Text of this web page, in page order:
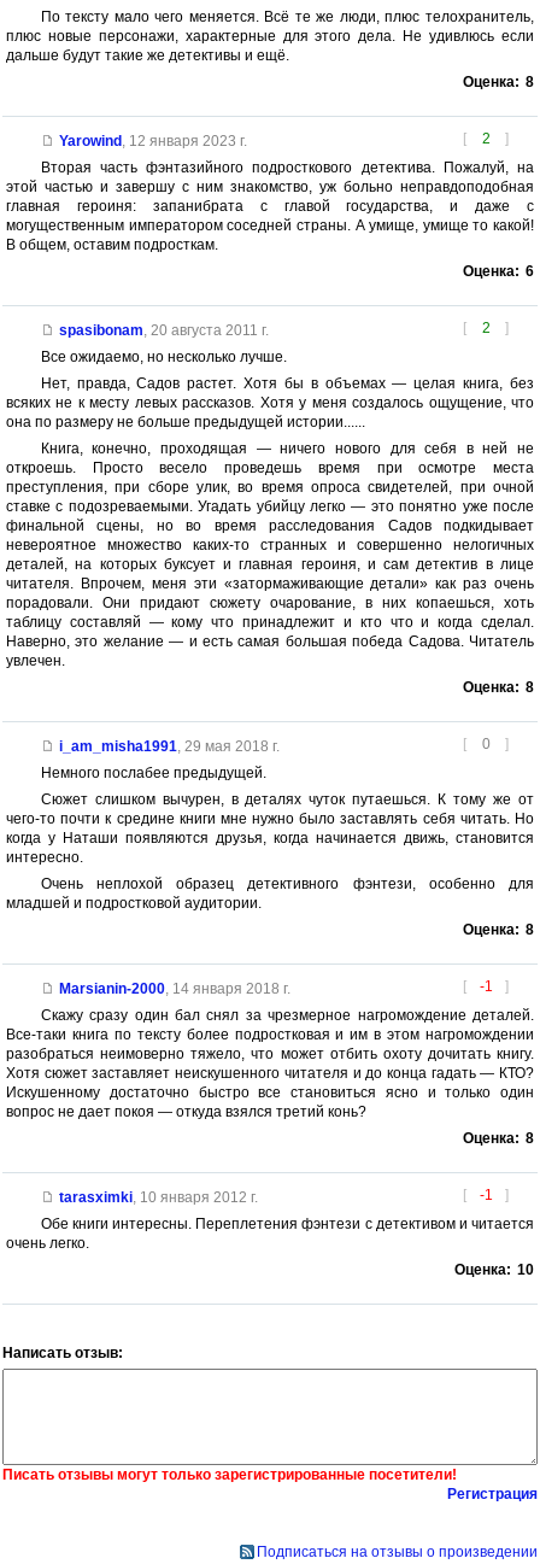
По тексту мало чего меняется. Всё те же люди, плюс телохранитель,
плюс новые персонажи, характерные для этого дела. Не удивлюсь если
дальше будут такие же детективы и ещё.
Оценка: 8
[ 2 ]
Yarowind, 12 января 2023 г.
Вторая часть фэнтазийного подросткового детектива. Пожалуй, на
этой частью и завершу с ним знакомство, уж больно неправдоподобная
главная героиня: запанибрата с главой государства, и даже с
могущественным императором соседней страны. А умище, умище то какой!
В общем, оставим подросткам.
Оценка: 6
[ 2 ]
spasibonam 20 августа 2011 г.
Все ожидаемо, но несколько лучше.
Нет, правда, Садов растет. Хотя бы в объемах — целая книга, без
всяких не к месту левых рассказов. Хотя у меня создалось ощущение, что
она по размеру не больше предыдущей истории......
Книга, конечно, проходящая — ничего нового для себя в ней не
откроешь. Просто весело проведешь время при осмотре места
преступления, при сборе улик, во время опроса свидетелей, при очной
ставке с подозреваемыми. Угадать убийцу легко — это понятно уже после
финальной сцены, но во время расследования Садов подкидывает
невероятное множество каких-то странных и совершенно нелогичных
деталей, на которых буксует и главная героиня, и сам детектив в лице
читателя. Впрочем, меня эти «затормаживающие детали» как раз очень
порадовали. Они придают сюжету очарование, в них копаешься, хоть
таблицу составляй — кому что принадлежит и кто что и когда сделал.
Наверно, это желание — и есть самая большая победа Садова. Читатель
увлечен.
Оценка: 8
[ 0 ]
i_am_misha1991 29 мая 2018 г.
Немного послабее предыдущей.
Сюжет слишком вычурен, в деталях чуток путаешься. К тому же от
чего-то почти к средине книги мне нужно было заставлять себя читать. Но
когда у Наташи появляются друзья, когда начинается движь, становится
интересно.
Очень неплохой образец детективного фэнтези, особенно для
младшей и подростковой аудитории.
Оценка: 8
[ -1 ]
Marsianin-2000, 14 января 2018 г.
Скажу сразу один бал снял за чрезмерное нагромождение деталей.
Все-таки книга по тексту более подростковая и им в этом нагромождении
разобраться неимоверно тяжело, что может отбить охоту дочитать книгу.
Хотя сюжет заставляет неискушенного читателя и до конца гадать — КТО?
Искушенному достаточно быстро все становиться ясно и только один
вопрос не дает покоя — откуда взялся третий конь?
Оценка: 8
[ -1 ]
tarasximki, 10 января 2012 г.
Обе книги интересны. Переплетения фэнтези с детективом и читается
очень легко.
Оценка: 10
Написать отзыв:
Писать отзывы могут только зарегистрированные посетители!
Регистрация
Подписаться на отзывы о произведении